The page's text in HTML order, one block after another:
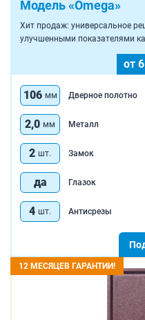
Модель «Omega»
Хит продаж: универсальное
улучшенными показателями
от
106 мм Дверное полотно
2,0 мм Металл
2 шт. Замок
да Глазок
4 шт. Антисрезы
12 МЕСЯЦЕВ ГАРАНТИИ!